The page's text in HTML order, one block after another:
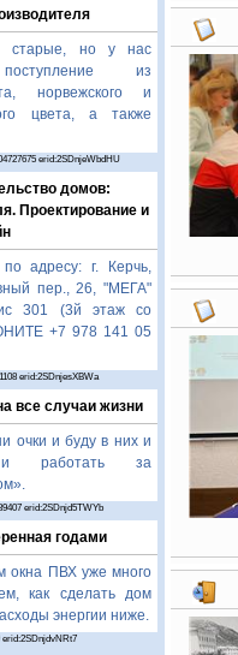
старые, но у нас
из
норвежского и
цвета, а также
erid:2SDnjeWbdHU
домов:
Проектирование и
адресу: г. Керчь,
пер., 26, "МЕГА"
301 (3й этаж со
+7 978 141 05
erid:2SDnjesXBWa
все случаи жизни
очки и буду в них и
и работать за
erid:2SDnjd5TWYb
годами
окна ПВХ уже много
как сделать дом
энергии ниже.